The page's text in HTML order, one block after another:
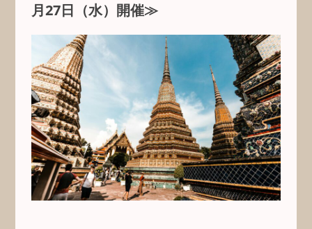
月27日（水）開催≫